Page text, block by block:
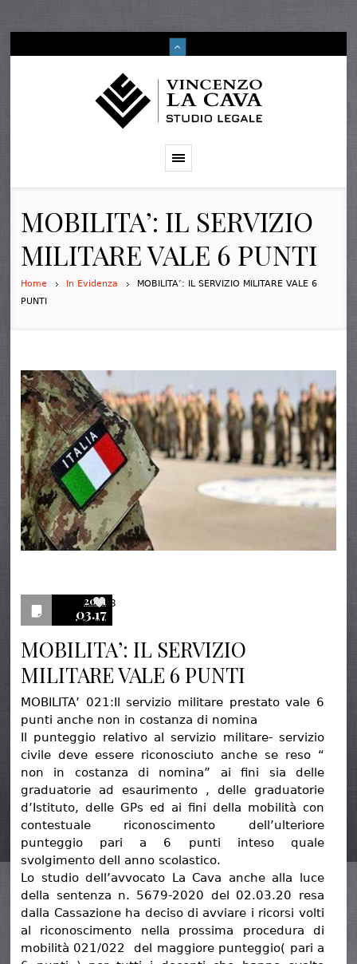
MOBILITA’: IL SERVIZIO
MILITARE VALE 6 PUNTI
Home In Evidenza
MOBILITA’: IL SERVIZIO MILITARE VALE 6
PUNTI
2021
03.17
3
MOBILITA’: IL SERVIZIO
MILITARE VALE 6 PUNTI
MOBILITA’ 021:Il servizio militare prestato vale 6
punti anche non in costanza di nomina
Il punteggio relativo al servizio militare- servizio
civile deve essere riconosciuto anche se reso “
non in costanza di nomina” ai fini sia delle
graduatorie ad esaurimento , delle graduatorie
d’Istituto, delle GPs ed ai fini della mobilità con
contestuale riconoscimento dell’ulteriore
punteggio pari a 6 punti inteso quale
svolgimento dell anno scolastico.
Lo studio dell’avvocato La Cava anche alla luce
della sentenza n. 5679-2020 del 02.03.20 resa
dalla Cassazione ha deciso di avviare i ricorsi volti
al riconoscimento nella prossima procedura di
mobilità 021/022 del maggiore punteggio( pari a